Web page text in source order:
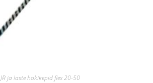
JR ja laste hokikepid flex 20-50